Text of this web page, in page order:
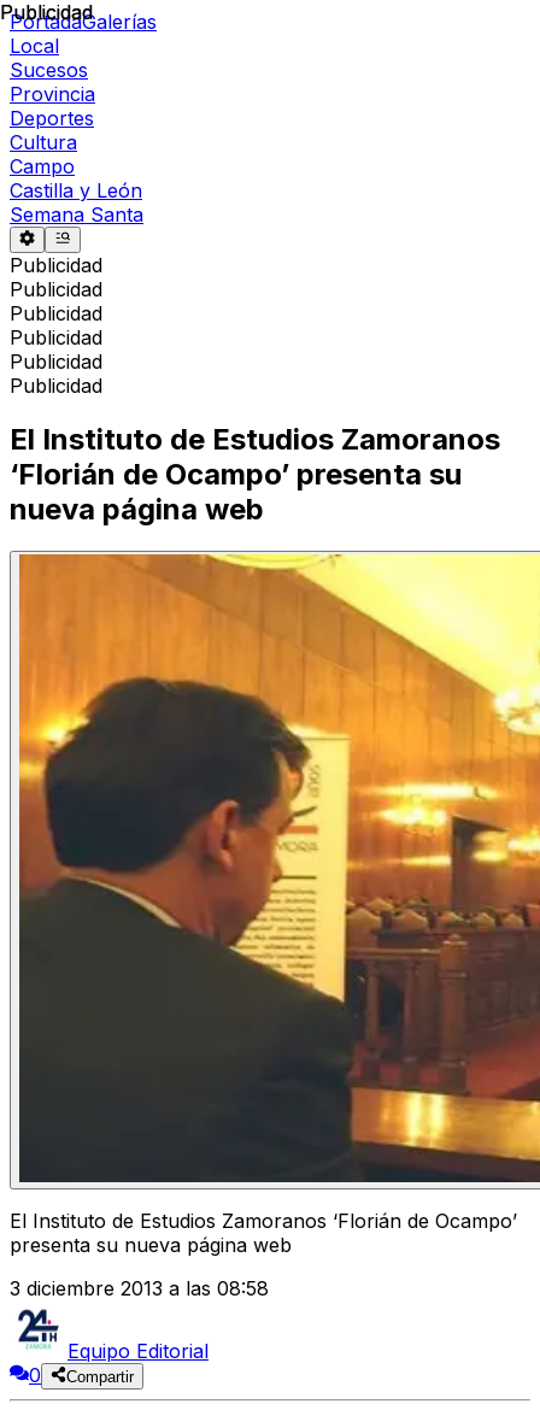
PortadaGalerías
Local
Sucesos
Provincia
Deportes
Cultura
Campo
Castilla y León
Semana Santa
Publicidad
Publicidad
Publicidad
Publicidad
Publicidad
Publicidad
Publicidad
El Instituto de Estudios Zamoranos
‘Florián de Ocampo’ presenta su
nueva página web
El Instituto de Estudios Zamoranos ‘Florián de Ocampo’
presenta su nueva página web
3 diciembre 2013 a las 08:58
Equipo Editorial
0
Compartir
Publicidad